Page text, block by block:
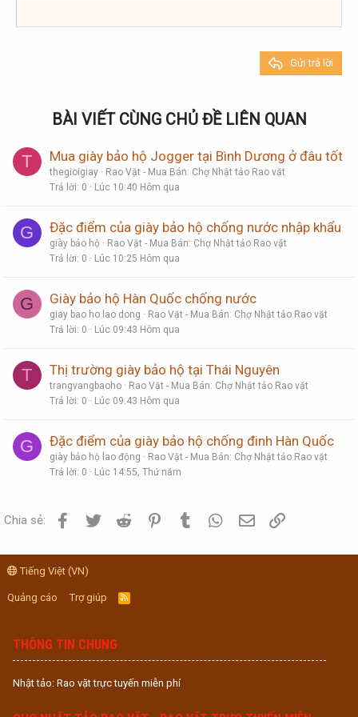
18
22
Tahoma
Times New Roman
Gửi trả lời
BÀI VIẾT CÙNG CHỦ ĐỀ LIÊN QUAN
T Mua giày bảo hộ Jogger tại Bình Dương ở đâu tốt
thegioigiay
Rao Vặt - Mua Bán: Chợ Nhật tảo Rao vặt
Trả lời 0 Lúc 10:40 Hôm qua
G Đặc điểm của giày bảo hộ chống nước nhập khẩu
giày bảo hộ
Rao Vặt - Mua Bán: Chợ Nhật tảo Rao vặt
Trả lời 0 Lúc 10:25 Hôm qua
G Giày bảo hộ Hàn Quốc chống nước
giay bao ho lao dong
Rao Vặt - Mua Bán: Chợ Nhật tảo Rao vặt
Trả lời 0 Lúc 09:43 Hôm qua
T Thị trường giày bảo hộ tại Thái Nguyên
trangvangbaoho
Rao Vặt - Mua Bán: Chợ Nhật tảo Rao vặt
Trả lời 0 Lúc 09:43 Hôm qua
G Đặc điểm của giày bảo hộ chống đinh Hàn Quốc
giày bảo hộ lao động
Rao Vặt - Mua Bán: Chợ Nhật tảo Rao vặt
Trả lời 0 Lúc 14:55, Thứ năm
Chia sẻ: Facebook
Twitter Reddit PinterestTumblr WhatsApp
Email
Tiếng Việt (VN)
Quảng cáo Trợ giúp
R
S
THÔNG TIN CHUNG
Nhật tảo: Rao vặt trực tuyến miễn phí